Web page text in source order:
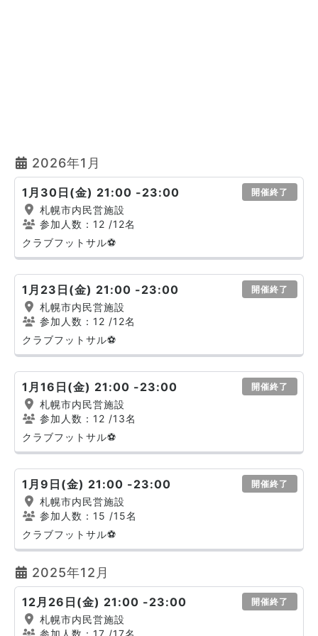
2026年1月
1月30日(金) 21:00 -23:00 開催終了
札幌市内民営施設
参加人数：12 /12名
クラブフットサル⚽
1月23日(金) 21:00 -23:00 開催終了
札幌市内民営施設
参加人数：12 /12名
クラブフットサル⚽
1月16日(金) 21:00 -23:00 開催終了
札幌市内民営施設
参加人数：12 /13名
クラブフットサル⚽
1月9日(金) 21:00 -23:00 開催終了
札幌市内民営施設
参加人数：15 /15名
クラブフットサル⚽
2025年12月
12月26日(金) 21:00 -23:00 開催終了
札幌市内民営施設
参加人数：17 /17名